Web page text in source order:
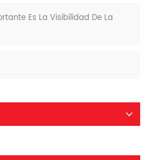
Es La Visibilidad De La